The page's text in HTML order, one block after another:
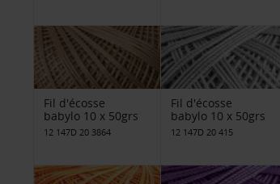
Fil d'écosse
babylo 10 x 50grs
12 147D 20 3864
Fil d'écosse
babylo 10 x 50grs
12 147D 20 415